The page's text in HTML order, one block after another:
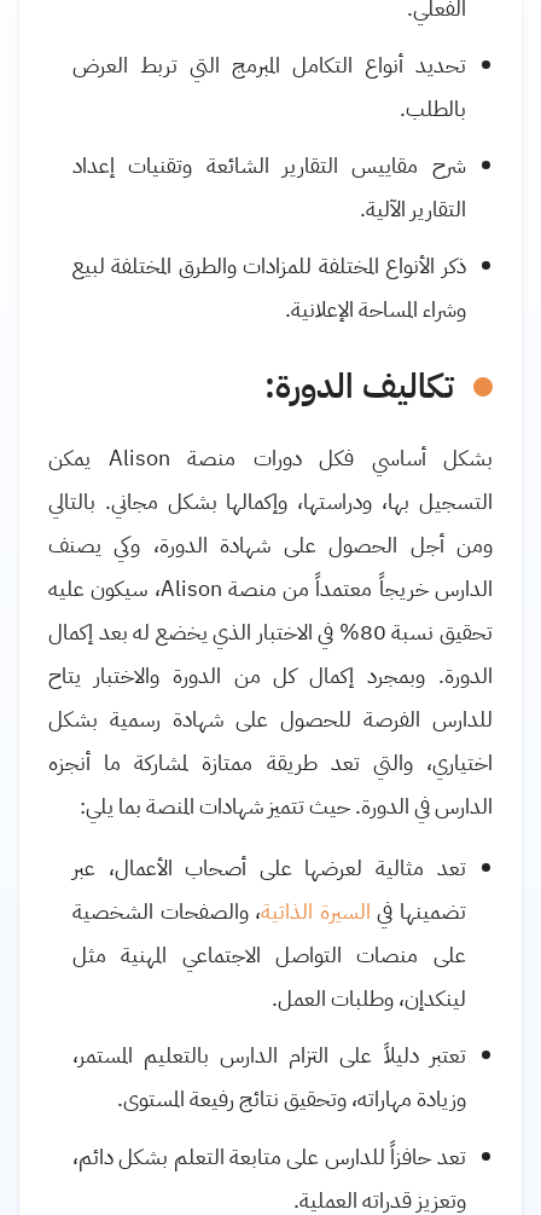
الفعلي.
تحديد أنواع التكامل المبرمج التي تربط العرض
بالطلب.
شرح مقاييس التقارير الشائعة وتقنيات إعداد
التقارير الآلية.
ذكر الأنواع المختلفة للمزادات والطرق المختلفة لبيع
وشراء المساحة الإعلانية.
تكاليف الدورة:
بشكل أساسي فكل دورات منصة Alison يمكن
التسجيل بها، ودراستها، وإكمالها بشكل مجاني. بالتالي
ومن أجل الحصول على شهادة الدورة، وكي يصنف
الدارس خريجاً معتمداً من منصة Alison، سيكون عليه
تحقيق نسبة 80% في الاختبار الذي يخضع له بعد إكمال
الدورة. وبمجرد إكمال كل من الدورة والاختبار يتاح
للدارس الفرصة للحصول على شهادة رسمية بشكل
اختياري، والتي تعد طريقة ممتازة لمشاركة ما أنجزه
الدارس في الدورة. حيث تتميز شهادات المنصة بما يلي:
تعد مثالية لعرضها على أصحاب الأعمال، عبر
تضمينها في السيرة الذاتية، والصفحات الشخصية
على منصات التواصل الاجتماعي المهنية مثل
لينكدإن، وطلبات العمل.
تعتبر دليلاً على التزام الدارس بالتعليم المستمر،
وزيادة مهاراته، وتحقيق نتائج رفيعة المستوى.
تعد حافزاً للدارس على متابعة التعلم بشكل دائم،
وتعزيز قدراته العملية.